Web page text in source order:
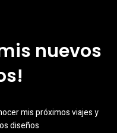
nuevos
mis próximos viajes y
diseños